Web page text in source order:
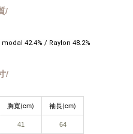
/
42.4% / Raylon 48.2%
/
胸寬(cm)
袖長(cm)
41 64